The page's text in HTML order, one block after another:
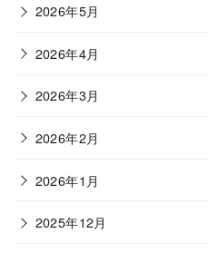
2026年5月
2026年4月
2026年3月
2026年2月
2026年1月
2025年12月